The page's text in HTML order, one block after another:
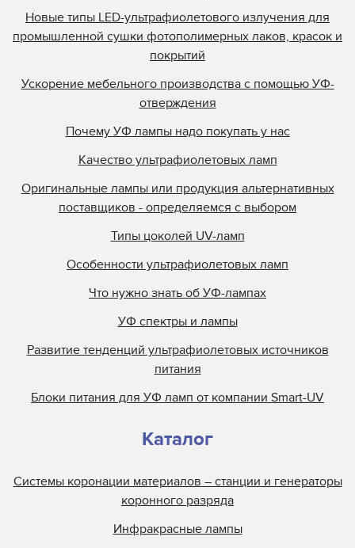
Новые типы LED-ультрафиолетового излучения для
промышленной сушки фотополимерных лаков, красок и
покрытий
Ускорение мебельного производства с помощью УФ-
отверждения
Почему УФ лампы надо покупать у нас
Качество ультрафиолетовых ламп
Оригинальные лампы или продукция альтернативных
поставщиков - определяемся с выбором
Типы цоколей UV-ламп
Особенности ультрафиолетовых ламп
Что нужно знать об УФ-лампах
УФ спектры и лампы
Развитие тенденций ультрафиолетовых источников
питания
Блоки питания для УФ ламп от компании Smart-UV
Каталог
Системы коронации материалов – станции и генераторы
коронного разряда
Инфракрасные лампы